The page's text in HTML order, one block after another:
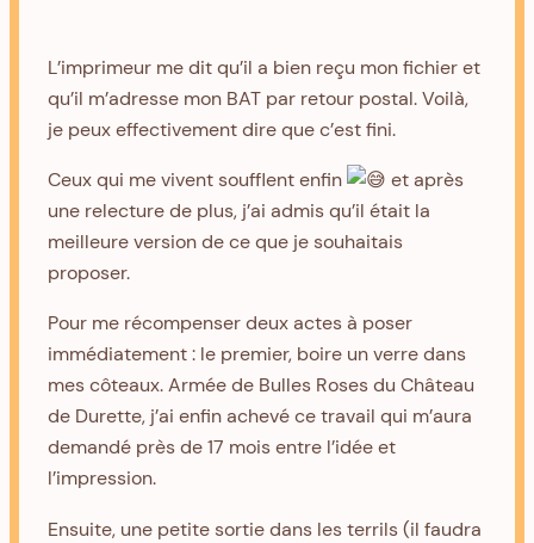
L’imprimeur me dit qu’il a bien reçu mon fichier et
qu’il m’adresse mon BAT par retour postal. Voilà,
je peux effectivement dire que c’est fini.
Ceux qui me vivent soufflent enfin
et après
une relecture de plus, j’ai admis qu’il était la
meilleure version de ce que je souhaitais
proposer.
Pour me récompenser deux actes à poser
immédiatement : le premier, boire un verre dans
mes côteaux. Armée de Bulles Roses du Château
de Durette, j’ai enfin achevé ce travail qui m’aura
demandé près de 17 mois entre l’idée et
l’impression.
Ensuite, une petite sortie dans les terrils (il faudra